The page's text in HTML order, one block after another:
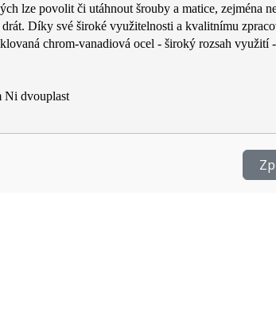
lze povolit či utáhnout šrouby a matice, zejména
Díky své široké využitelnosti a kvalitnímu
chrom-vanadiová ocel - široký rozsah využití
Ni dvouplast